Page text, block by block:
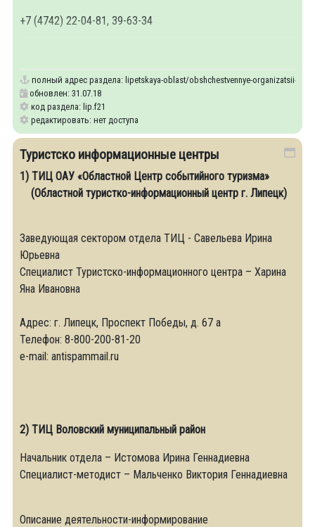
+7 (4742) 22-04-81, 39-63-34
полный адрес раздела: lipetskaya-oblast/obshchestvennye-organizatsii-i-
обновлен: 31.07.18
код раздела: lip.f21
редактировать: нет доступа
Туристско информационные центры
1) ТИЦ ОАУ «Областной Центр событийного туризма»
(Областной туристко-информационный центр г. Липецк)
Заведующая сектором отдела ТИЦ - Савельева Ирина
Юрьевна
Специалист Туристско-информационного центра – Харина
Яна Ивановна
Адрес: г. Липецк, Проспект Победы, д. 67 а
Телефон: 8-800-200-81-20
e-mail: antispammail.ru
2) ТИЦ Воловский муниципальный район
Начальник отдела – Истомова Ирина Геннадиевна
Специалист-методист – Мальченко Виктория Геннадиевна
Описание деятельности-информирование